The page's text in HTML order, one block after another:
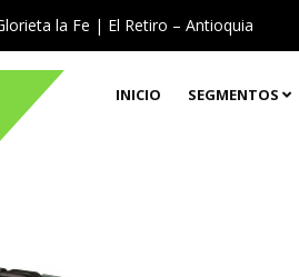
la Fe | El Retiro – Antioquia
INICIO SEGMENTOS